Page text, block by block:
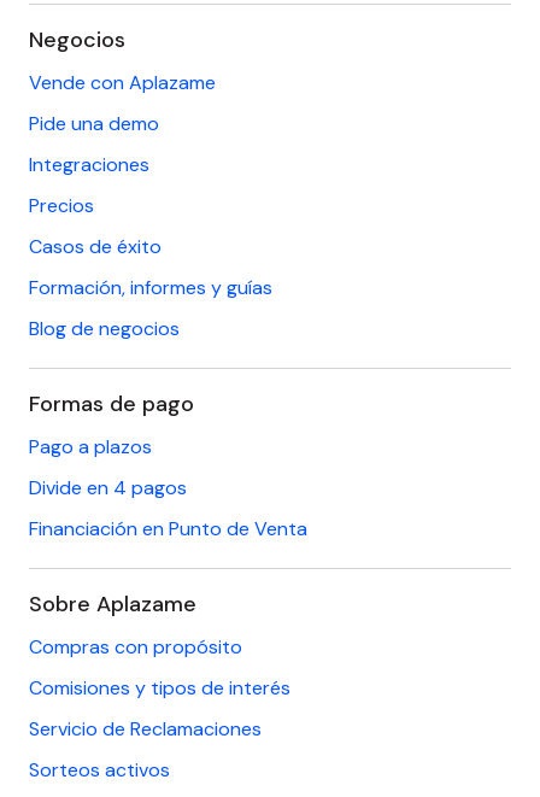
Negocios
Vende con Aplazame
Pide una demo
Integraciones
Precios
Casos de éxito
Formación, informes y guías
Blog de negocios
Formas de pago
Pago a plazos
Divide en 4 pagos
Financiación en Punto de Venta
Sobre Aplazame
Compras con propósito
Comisiones y tipos de interés
Servicio de Reclamaciones
Sorteos activos